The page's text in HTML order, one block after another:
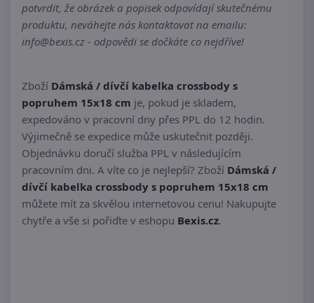
potvrdit, že obrázek a popisek odpovídají skutečnému
produktu, neváhejte nás kontaktovat na emailu:
info@bexis.cz - odpovědi se dočkáte co nejdříve!
Zboží Dámská / dívčí kabelka crossbody s
popruhem 15x18 cm je, pokud je skladem,
expedováno v pracovní dny přes PPL do 12 hodin.
Výjimečně se expedice může uskutečnit později.
Objednávku doručí služba PPL v následujícím
pracovním dni. A víte co je nejlepší? Zboží Dámská /
dívčí kabelka crossbody s popruhem 15x18 cm
můžete mít za skvělou internetovou cenu! Nakupujte
chytře a vše si pořiďte v eshopu Bexis.cz.